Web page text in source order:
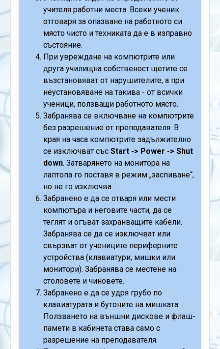
учителя работни места. Всеки ученик
отговаря за опазване на работното си
място чисто и техниката да е в изправно
състояние.
При увреждане на компютрите или
друга училищна собственост щетите се
възстановяват от нарушителите, а при
неустановяване на такива - от всички
ученици, ползващи работното място.
Забранява се включване на компютрите
без разрешение от преподавателя. В
края на часа компютрите задължително
се изключват съсStart -> Power -> Shut
down. Затварянето на монитора на
лаптопа го поставя в режим „заспиване“,
но не го изключва.
Забранено е да се отваря или мести
компютъра и неговите части, да се
теглят и огъват захранващите кабели.
Забранява се да се изключват или
свързват от учениците периферните
устройства (клавиатури, мишки или
монитори). Забранява се местене на
столовете и чиновете.
Забранено е да се удря грубо по
клавиатурата и бутоните на мишката.
Ползването на външни дискове и флаш-
памети в кабинета става само с
разрешение на преподавателя.